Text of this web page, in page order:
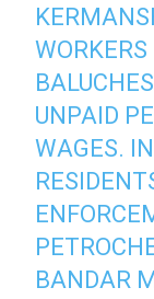
UNPAID
WAGES.
BANDAR